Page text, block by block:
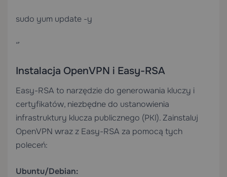
sudo yum update -y
“`
Instalacja OpenVPN i Easy-RSA
Easy-RSA to narzędzie do generowania kluczy i
certyfikatów, niezbędne do ustanowienia
infrastruktury klucza publicznego (PKI). Zainstaluj
OpenVPN wraz z Easy-RSA za pomocą tych
poleceń:
Ubuntu/Debian: